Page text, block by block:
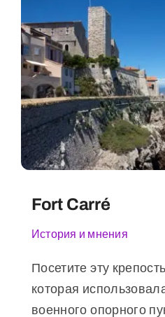
Fort Carré
История и мнения
Посетите эту
которая
военного опорного